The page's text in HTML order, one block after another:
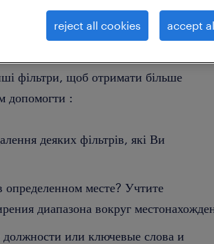
фільтри, щоб отримати більше
допомогти :
деяких фільтрів, які Ви
месте? Учтите
диапазона вокруг
или ключевые слова и
reject all cookies accept